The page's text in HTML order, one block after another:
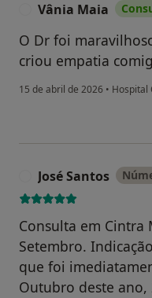
Vânia Maia
O Dr foi
criou empatia
15 de abril de 2026 • Hospital
José Santos
Consulta em Cintra
Setembro.
que foi
Outubro deste ano,